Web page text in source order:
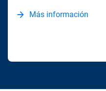
Más información